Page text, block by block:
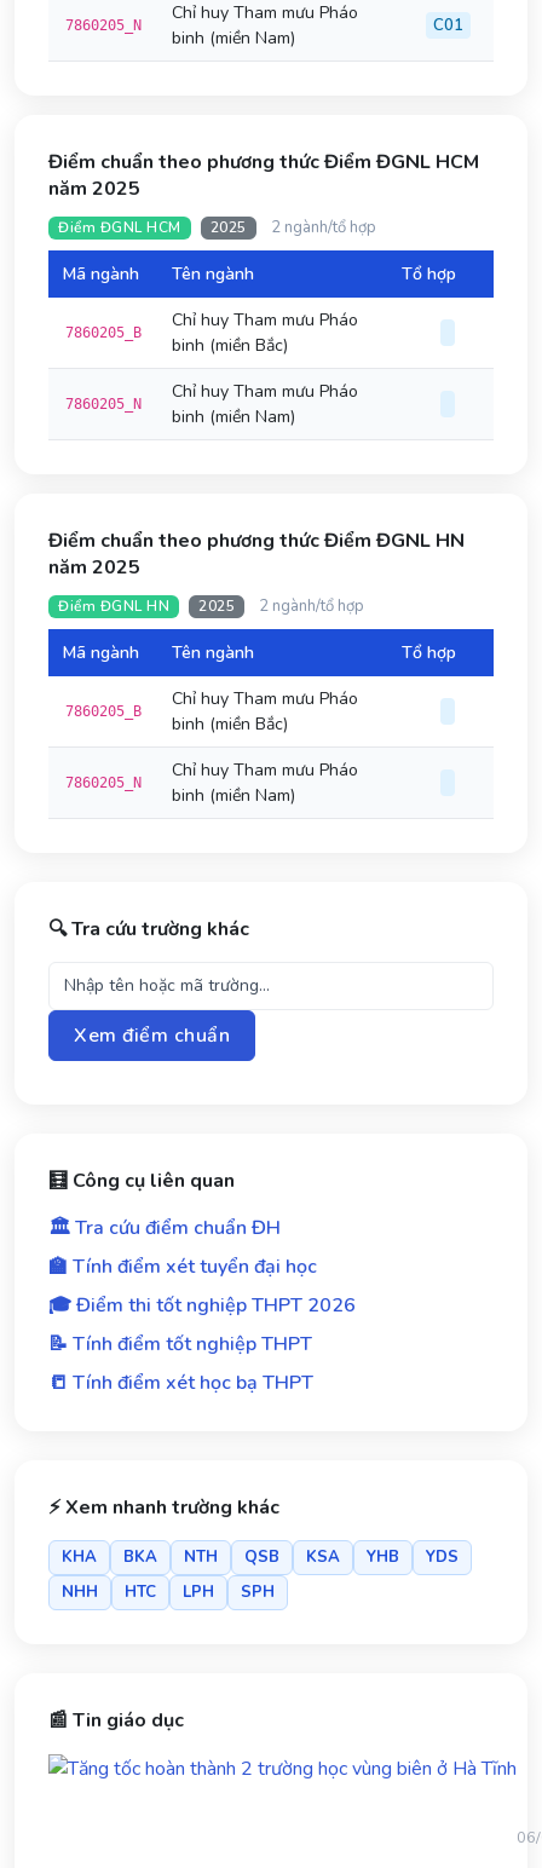
7860205_N
Chỉ huy Tham mưu Pháo
binh (miền Nam)
C01
Điểm chuẩn theo phương thức Điểm ĐGNL HCM
năm 2025
Điểm ĐGNL HCM 2025 2 ngành/tổ hợp
Mã ngành Tên ngành Tổ hợp
7860205_B
Chỉ huy Tham mưu Pháo
binh (miền Bắc)
7860205_N
Chỉ huy Tham mưu Pháo
binh (miền Nam)
Điểm chuẩn theo phương thức Điểm ĐGNL HN
năm 2025
Điểm ĐGNL HN 2025 2 ngành/tổ hợp
Mã ngành Tên ngành Tổ hợp
7860205_B
Chỉ huy Tham mưu Pháo
binh (miền Bắc)
7860205_N
Chỉ huy Tham mưu Pháo
binh (miền Nam)
🔍 Tra cứu trường khác
Xem điểm chuẩn
🧮 Công cụ liên quan
🏛️ Tra cứu điểm chuẩn ĐH
🏫 Tính điểm xét tuyển đại học
🎓 Điểm thi tốt nghiệp THPT 2026
📝 Tính điểm tốt nghiệp THPT
📒 Tính điểm xét học bạ THPT
⚡ Xem nhanh trường khác
KHA BKA NTH QSB KSA YHB
YDS
NHH
HTC LPH SPH
📰 Tin giáo dục